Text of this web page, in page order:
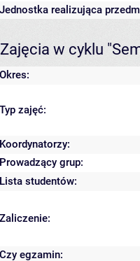
Jednostka realizująca
Zajęcia w cyklu
Okres:
Typ zajęć:
Koordynatorzy:
Prowadzący grup:
Lista studentów:
Zaliczenie:
Czy egzamin: